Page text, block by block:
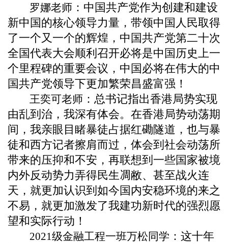
罗娜老师 ：中国共产党作为创建和建设
新中国的核心领导力量，带领中国人民取得
了一个又一个的辉煌，中国共产党第二十次
全国代表大会顺利召开必将是中国历史上一
个里程碑的重要会议，中国必将在伟大的中
国共产党领导下更加繁荣昌盛富强！
王奕可老师 ：总书记指出香港局势实现
由乱到治，我深有体会。在香港局势动荡期
间，我亲眼目睹暴徒占据红磡隧道，也与暴
徒和西方记者擦肩而过，体会到社会动荡所
带来的压抑和不安，再联想到一些国家被境
内外反动势力弄得民生凋敝、甚至战火连
天，就更加认识到如今国内安稳环境的来之
不易，就更加激发了我建功新时代的强烈愿
望和实际行动！
2021级金融工程一班万松同学 ：这十年